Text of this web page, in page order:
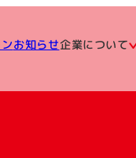
お知らせ企業について